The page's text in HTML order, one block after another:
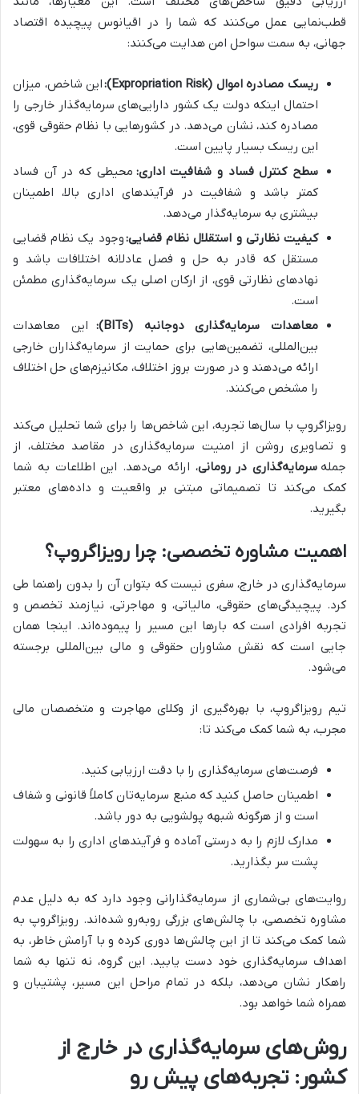
قطب‌نمایی عمل می‌کنند که شما را در اقیانوس پیچیده اقتصاد
جهانی، به سمت سواحل امن هدایت می‌کنند:
ریسک مصادره اموال (Expropriation Risk):
این شاخص، میزان
احتمال اینکه دولت یک کشور دارایی‌های سرمایه‌گذار خارجی را
مصادره کند، نشان می‌دهد. در کشورهایی با نظام حقوقی قوی،
این ریسک بسیار پایین است.
سطح کنترل فساد و شفافیت اداری: محیطی که در آن فساد
کمتر باشد و شفافیت در فرآیندهای اداری بالا، اطمینان
بیشتری به سرمایه‌گذار می‌دهد.
کیفیت نظارتی و استقلال نظام قضایی:وجود یک نظام قضایی
مستقل که قادر به حل و فصل عادلانه اختلافات باشد و
نهادهای نظارتی قوی، از ارکان اصلی یک سرمایه‌گذاری مطمئن
است.
معاهدات سرمایه‌گذاری دوجانبه (BITs):
این معاهدات
بین‌المللی، تضمین‌هایی برای حمایت از سرمایه‌گذاران خارجی
ارائه می‌دهند و در صورت بروز اختلاف، مکانیزم‌های حل اختلاف
را مشخص می‌کنند.
رویزاگروپ با سال‌ها تجربه، این شاخص‌ها را برای شما تحلیل می‌کند
و تصاویری روشن از امنیت سرمایه‌گذاری در مقاصد مختلف، از
جمله سرمایه‌گذاری در رومانی، ارائه می‌دهد. این اطلاعات به شما
کمک می‌کند تا تصمیماتی مبتنی بر واقعیت و داده‌های معتبر
بگیرید.
اهمیت مشاوره تخصصی: چرا رویزاگروپ؟
سرمایه‌گذاری در خارج، سفری نیست که بتوان آن را بدون راهنما طی
کرد. پیچیدگی‌های حقوقی، مالیاتی، و مهاجرتی، نیازمند تخصص و
تجربه افرادی است که بارها این مسیر را پیموده‌اند. اینجا همان
جایی است که نقش مشاوران حقوقی و مالی بین‌المللی برجسته
می‌شود.
تیم رویزاگروپ، با بهره‌گیری از وکلای مهاجرت و متخصصان مالی
مجرب، به شما کمک می‌کند تا:
فرصت‌های سرمایه‌گذاری را با دقت ارزیابی کنید.
اطمینان حاصل کنید که منبع سرمایه‌تان کاملاً قانونی و شفاف
است و از هرگونه شبهه پولشویی به دور باشد.
مدارک لازم را به درستی آماده و فرآیندهای اداری را به سهولت
پشت سر بگذارید.
روایت‌های بی‌شماری از سرمایه‌گذارانی وجود دارد که به دلیل عدم
مشاوره تخصصی، با چالش‌های بزرگی روبه‌رو شده‌اند. رویزاگروپ به
شما کمک می‌کند تا از این چالش‌ها دوری کرده و با آرامش خاطر، به
اهداف سرمایه‌گذاری خود دست یابید. این گروه، نه تنها به شما
راهکار نشان می‌دهد، بلکه در تمام مراحل این مسیر، پشتیبان و
همراه شما خواهد بود.
روش‌های سرمایه‌گذاری در خارج از
کشور: تجربه‌های پیش رو